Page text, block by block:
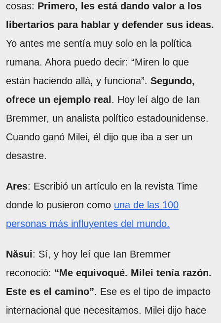
cosas: Primero, les está dando valor a los
libertarios para hablar y defender sus ideas.
Yo antes me sentía muy solo en la política
rumana. Ahora puedo decir: “Miren lo que
están haciendo allá, y funciona”. Segundo,
ofrece un ejemplo real . Hoy leí algo de Ian
Bremmer, un analista político estadounidense.
Cuando ganó Milei, él dijo que iba a ser un
desastre.
Ares: Escribió un artículo en la revista Time
donde lo pusieron como una de las 100
personas más influyentes del mundo.
Năsui: Sí, y hoy leí que Ian Bremmer
reconoció: “Me equivoqué. Milei tenía razón.
Este es el camino”. Ese es el tipo de impacto
internacional que necesitamos. Milei dijo hace